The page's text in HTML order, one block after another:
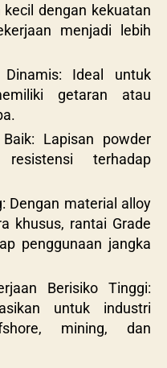
dengan kekuatan
menjadi lebih
Ideal untuk
getaran atau
Lapisan powder
terhadap
Dengan material alloy
khusus, rantai Grade
penggunaan jangka
Berisiko Tinggi:
untuk industri
mining, dan